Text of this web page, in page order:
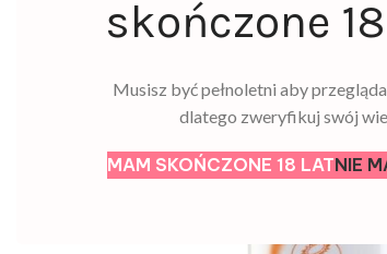
skończone
Musisz być pełnoletni aby
dlatego zweryfikuj swój
MAM SKOŃCZONE 18 LATNIE